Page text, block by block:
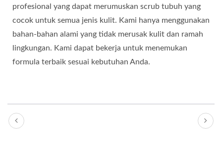
profesional yang dapat merumuskan scrub tubuh yang
cocok untuk semua jenis kulit. Kami hanya menggunakan
bahan-bahan alami yang tidak merusak kulit dan ramah
lingkungan. Kami dapat bekerja untuk menemukan
formula terbaik sesuai kebutuhan Anda.